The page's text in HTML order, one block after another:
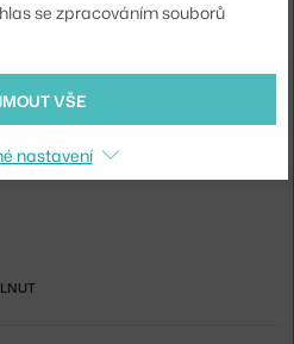
Stolička Ant™ 3101, nine grey
toAnt™ 3101, chrome/nine grey
se zpracováním souborů
VŠE
nastavení